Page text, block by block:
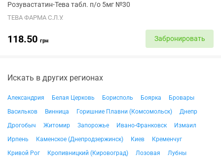
Розувастатин-Тева табл. п/о 5мг №30
ТЕВА ФАРМА С.Л.У.
118.50 грн Забронировать
Искать в других регионах
Александрия Белая Церковь Борисполь Боярка
Бровары
Васильков
Винница Горишние Плавни (Комсомольск)
Днепр
Дрогобыч
Житомир Запорожье Ивано-Франковск
Измаил
Ирпень
Каменское (Днепродзержинск) Киев
Кременчуг
Кривой Рог
Кропивницкий (Кировоград) Лозовая
Лубны